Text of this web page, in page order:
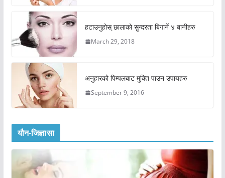
हटाउनुहोस् छालाको सुन्दरता बिगार्ने ४ बानीहरु
March 29, 2018
अनुहारको पिम्पलबाट मुक्ति पाउन उपायहरु
September 9, 2016
यौन-जिज्ञासा